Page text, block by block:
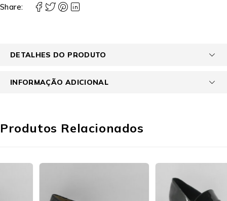
Share:
DETALHES DO PRODUTO
INFORMAÇÃO ADICIONAL
Produtos Relacionados